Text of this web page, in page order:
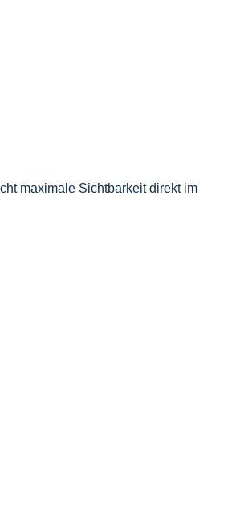
maximale Sichtbarkeit direkt im